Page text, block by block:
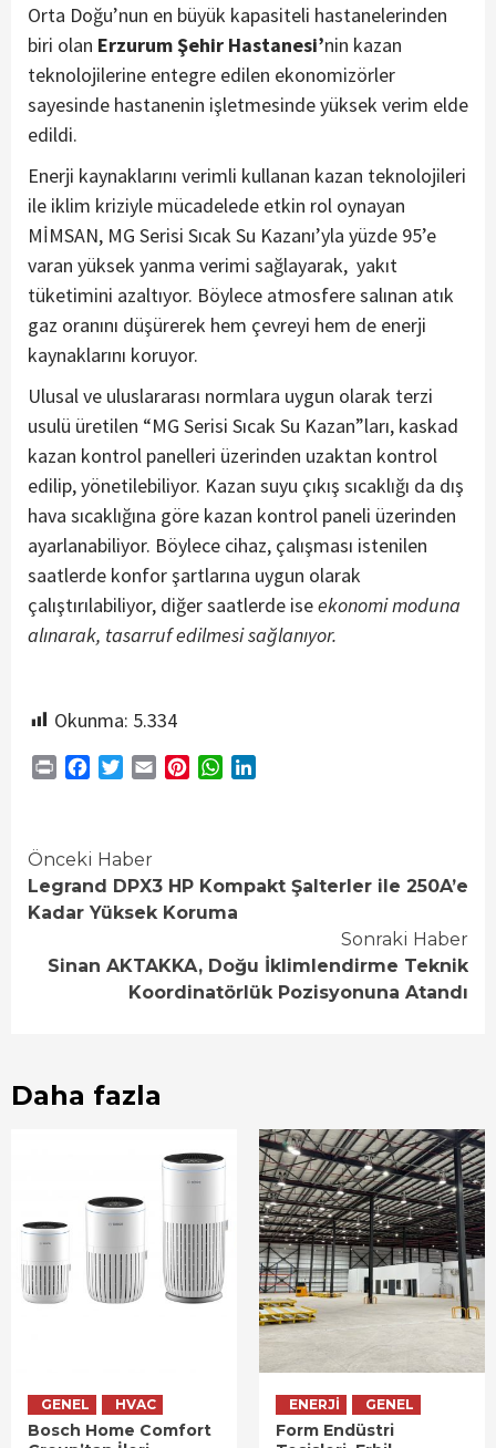
Orta Doğu’nun en büyük kapasiteli hastanelerinden
biri olan Erzurum Şehir Hastanesi’nin kazan
teknolojilerine entegre edilen ekonomizörler
sayesinde hastanenin işletmesinde yüksek verim elde
edildi.
Enerji kaynaklarını verimli kullanan kazan teknolojileri
ile iklim kriziyle mücadelede etkin rol oynayan
MİMSAN, MG Serisi Sıcak Su Kazanı’yla yüzde 95’e
varan yüksek yanma verimi sağlayarak, yakıt
tüketimini azaltıyor. Böylece atmosfere salınan atık
gaz oranını düşürerek hem çevreyi hem de enerji
kaynaklarını koruyor.
Ulusal ve uluslararası normlara uygun olarak terzi
usulü üretilen “MG Serisi Sıcak Su Kazan”ları, kaskad
kazan kontrol panelleri üzerinden uzaktan kontrol
edilip, yönetilebiliyor. Kazan suyu çıkış sıcaklığı da dış
hava sıcaklığına göre kazan kontrol paneli üzerinden
ayarlanabiliyor. Böylece cihaz, çalışması istenilen
saatlerde konfor şartlarına uygun olarak
çalıştırılabiliyor, diğer saatlerde iseekonomi moduna
alınarak, tasarruf edilmesi sağlanıyor.
Okunma: 5.334
Print FacebookTwitterEmail PinterestWhatsApp
Continue
Reading
Önceki Haber
Legrand DPX3 HP Kompakt Şalterler ile 250A’e
Kadar Yüksek Koruma
Sonraki Haber
Sinan AKTAKKA, Doğu İklimlendirme Teknik
Koordinatörlük Pozisyonuna Atandı
Daha fazla
GENEL HVAC
Bosch Home Comfort
ENERJI GENEL
Form Endüstri